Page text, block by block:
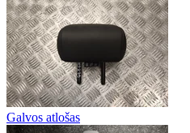
Galvos atlošas